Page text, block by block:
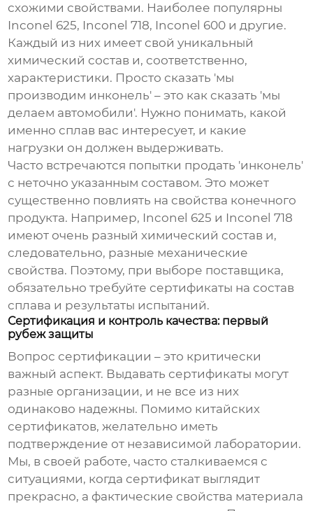
схожими свойствами. Наиболее популярны
Inconel 625, Inconel 718, Inconel 600 и другие.
Каждый из них имеет свой уникальный
химический состав и, соответственно,
характеристики. Просто сказать 'мы
производим инконель' – это как сказать 'мы
делаем автомобили'. Нужно понимать, какой
именно сплав вас интересует, и какие
нагрузки он должен выдерживать.
Часто встречаются попытки продать 'инконель'
с неточно указанным составом. Это может
существенно повлиять на свойства конечного
продукта. Например, Inconel 625 и Inconel 718
имеют очень разный химический состав и,
следовательно, разные механические
свойства. Поэтому, при выборе поставщика,
обязательно требуйте сертификаты на состав
сплава и результаты испытаний.
Сертификация и контроль качества: первый
рубеж защиты
Вопрос сертификации – это критически
важный аспект. Выдавать сертификаты могут
разные организации, и не все из них
одинаково надежны. Помимо китайских
сертификатов, желательно иметь
подтверждение от независимой лаборатории.
Мы, в своей работе, часто сталкиваемся с
ситуациями, когда сертификат выглядит
прекрасно, а фактические свойства материала